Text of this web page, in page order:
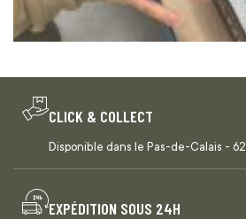
CLICK & COLLECT
Disponible dans le Pas-de-Calais - 62
EXPÉDITION SOUS 24H